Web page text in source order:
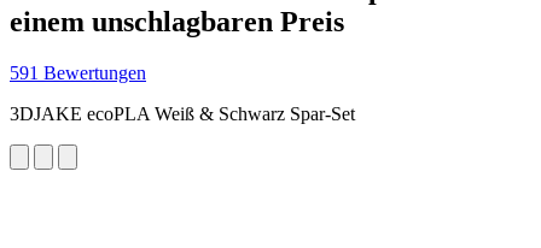
einem unschlagbaren Preis
591 Bewertungen
3DJAKE ecoPLA Weiß & Schwarz Spar-Set